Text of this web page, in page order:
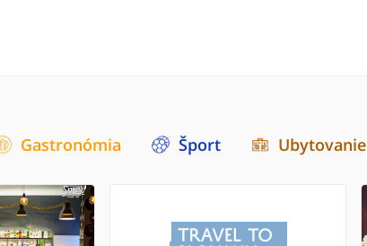
Gastronómia Šport Ubytovanie